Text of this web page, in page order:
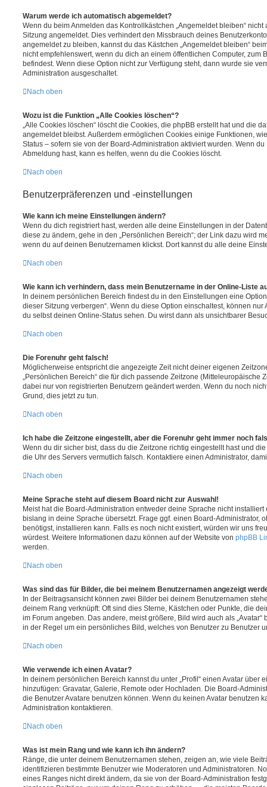
Warum werde ich automatisch abgemeldet?
Wenn du beim Anmelden das Kontrollkästchen „Angemeldet bleiben“
Sitzung angemeldet. Dies verhindert den Missbrauch deines
angemeldet zu bleiben, kannst du das Kästchen „Angemeldet bleiben“
nicht empfehlenswert, wenn du dich an einem öffentlichen Computer, zum
befindest. Wenn diese Option nicht zur Verfügung steht, dann wurde sie
Administration ausgeschaltet.
Nach oben
Wozu ist die Funktion „Alle Cookies löschen“?
„Alle Cookies löschen“ löscht die Cookies, die phpBB erstellt hat und die
angemeldet bleibst. Außerdem ermöglichen Cookies einige Funktionen,
Status – sofern sie von der Board-Administration aktiviert wurden. Wenn
Abmeldung hast, kann es helfen, wenn du die Cookies löscht.
Nach oben
Benutzerpräferenzen und -einstellungen
Wie kann ich meine Einstellungen ändern?
Wenn du dich registriert hast, werden alle deine Einstellungen in der
diese zu ändern, gehe in den „Persönlichen Bereich“; der Link dazu wird
wenn du auf deinen Benutzernamen klickst. Dort kannst du alle deine
Nach oben
Wie kann ich verhindern, dass mein Benutzername in der Online-Liste
In deinem persönlichen Bereich findest du in den Einstellungen eine
dieser Sitzung verbergen“. Wenn du diese Option einschaltest, können
du selbst deinen Online-Status sehen. Du wirst dann als unsichtbarer
Nach oben
Die Forenuhr geht falsch!
Möglicherweise entspricht die angezeigte Zeit nicht deiner eigenen
„Persönlichen Bereich“ die für dich passende Zeitzone (Mitteleuropäische
dabei nur von registrierten Benutzern geändert werden. Wenn du noch
Grund, dies jetzt zu tun.
Nach oben
Ich habe die Zeitzone eingestellt, aber die Forenuhr geht immer noch
Wenn du dir sicher bist, dass du die Zeitzone richtig eingestellt hast und
die Uhr des Servers vermutlich falsch. Kontaktiere einen Administrator,
Nach oben
Meine Sprache steht auf diesem Board nicht zur Auswahl!
Meist hat die Board-Administration entweder deine Sprache nicht
bislang in deine Sprache übersetzt. Frage ggf. einen Board-Administrator,
benötigst, installieren kann. Falls es noch nicht existiert, würden wir uns
würdest. Weitere Informationen dazu können auf der Website von phpBB
werden.
Nach oben
Was sind das für Bilder, die bei meinem Benutzernamen angezeigt
In der Beitragsansicht können zwei Bilder bei deinem Benutzernamen
deinem Rang verknüpft: Oft sind dies Sterne, Kästchen oder Punkte, die
im Forum angeben. Das andere, meist größere, Bild wird auch als
in der Regel um ein persönliches Bild, welches von Benutzer zu Benutzer
Nach oben
Wie verwende ich einen Avatar?
In deinem persönlichen Bereich kannst du unter „Profil“ einen Avatar über
hinzufügen: Gravatar, Galerie, Remote oder Hochladen. Die Board-
die Benutzer Avatare benutzen können. Wenn du keinen Avatar benutzen
Administration kontaktieren.
Nach oben
Was ist mein Rang und wie kann ich ihn ändern?
Ränge, die unter deinem Benutzernamen stehen, zeigen an, wie viele
identifizieren bestimmte Benutzer wie Moderatoren und Administratoren.
eines Ranges nicht direkt ändern, da sie von der Board-Administration